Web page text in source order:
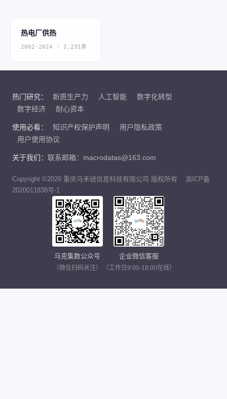
热电厂供热
2002-2024 · 2,231条
热门研究： 新质生产力 人工智能
数字化转型
数字经济
耐心资本
使用必看： 知识产权保护声明
用户隐私政策
用户使用协议
关于我们： 联系邮箱：macrodatas@163.com
Copyright ©2026 重庆马禾锐信息科技有限公司 版权所有
渝ICP备
2020011838号-1
马克集数公众号
（微信扫码关注）
企业微信客服
（工作日9:00-18:00在线）